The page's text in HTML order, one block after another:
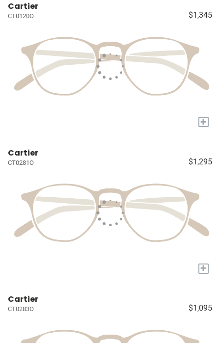
Cartier
CT0120O $1,345
+
Cartier
CT0281O $1,295
+
Cartier
CT0283O $1,095